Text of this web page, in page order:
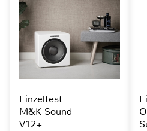
Einzeltest
M&K Sound
V12+